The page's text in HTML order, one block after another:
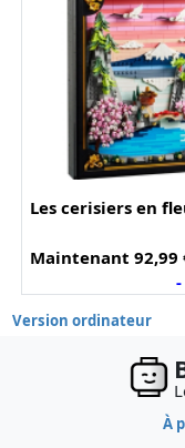
Les cerisiers en
Maintenant 92,99
Version ordinateur
À